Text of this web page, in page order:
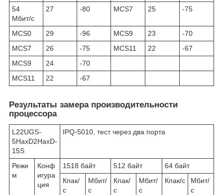
54
Мбит/с
27 -80 MCS7 25 -75
MCS0 29 -96 MCS9 23
-70
MCS7
26 -75 MCS11 22
-67
MCS9
24
-70
MCS11
22 -67
Результаты замера производительности
процессора
L22UGS-
5HaxD2HaxD-
15S
IPQ-5010, тест через два порта
Режи
м
Конф
игура
ция
1518 байт 512 байт
64 байт
Кпак/
с
Мбит/
с
Кпак/
с
Мбит/
с
Кпак/с
Мбит/
с